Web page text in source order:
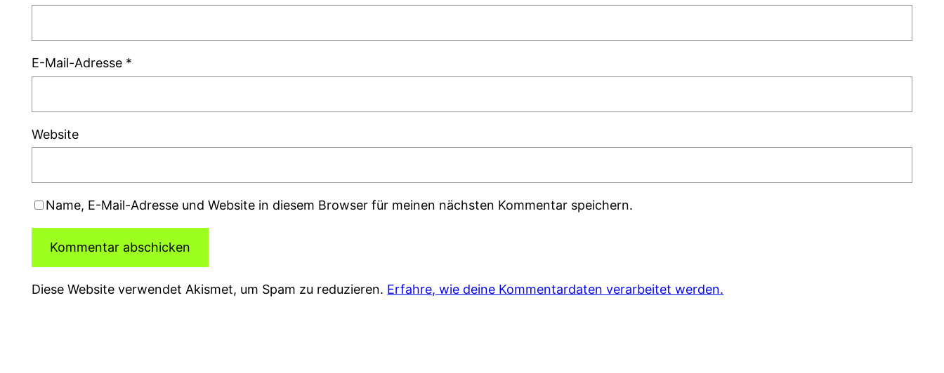
E-Mail-Adresse *
Website
Name, E-Mail-Adresse und Website in diesem Browser für meinen nächsten Kommentar speichern.
Diese Website verwendet Akismet, um Spam zu reduzieren. Erfahre, wie deine Kommentardaten verarbeitet werden.